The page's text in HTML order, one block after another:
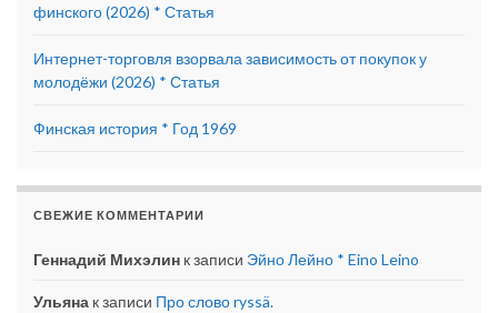
финского (2026) * Статья
Интернет-торговля взорвала зависимость от покупок у
молодёжи (2026) * Статья
Финская история * Год 1969
СВЕЖИЕ КОММЕНТАРИИ
Геннадий Михэлин к записи Эйно Лейно * Eino Leino
Ульяна к записи Про слово ryssä.